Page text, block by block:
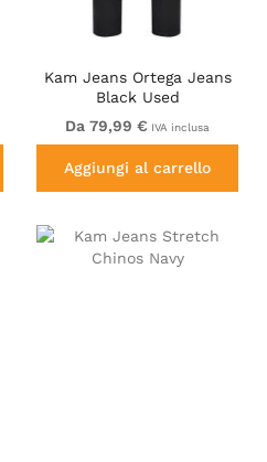
Kam Jeans Ortega Jeans
Black Used
Da 79,99 € IVA inclusa
Aggiungi al carrello